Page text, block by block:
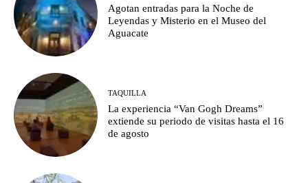
Agotan entradas para la Noche de
Leyendas y Misterio en el Museo del
Aguacate
TAQUILLA
La experiencia “Van Gogh Dreams”
extiende su periodo de visitas hasta el 16
de agosto